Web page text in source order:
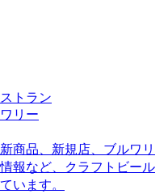
トラン
リー
商品、新規店、ブルワリ
報など、クラフトビール
います。